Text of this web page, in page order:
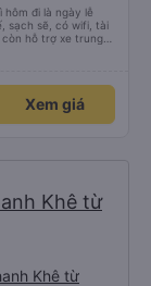
đi là ngày lễ
sạch sẽ, có wifi, tài
hỗ trợ xe trung
trì được chất lượng
Xem giá
Khê từ
Khê từ